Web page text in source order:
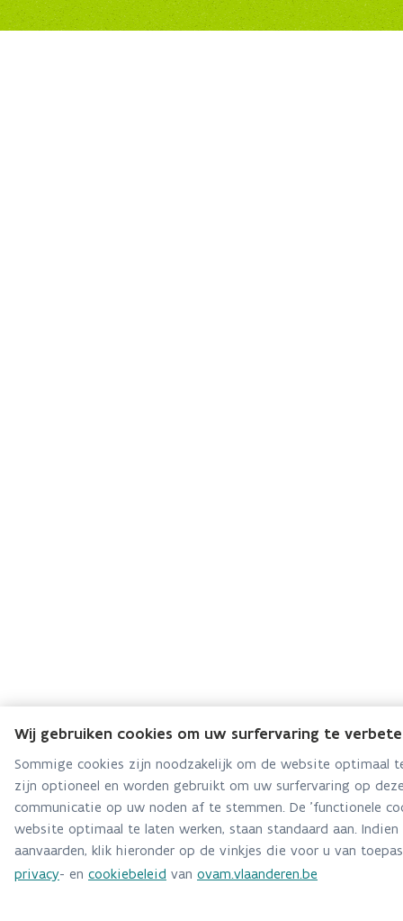
Wij gebruiken cookies om uw surfervaring te
Sommige cookies zijn noodzakelijk om de website optimaal
zijn optioneel en worden gebruikt om uw surfervaring op
communicatie op uw noden af te stemmen. De 'functionele
website optimaal te laten werken, staan standaard aan.
aanvaarden, klik hieronder op de vinkjes die voor u van
privacy- en cookiebeleid van ovam.vlaanderen.be